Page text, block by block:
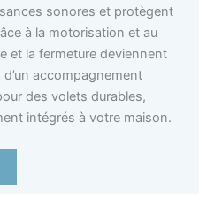
sonores et protègent
à la motorisation et au
et la fermeture deviennent
accompagnement
des volets durables,
intégrés à votre maison.